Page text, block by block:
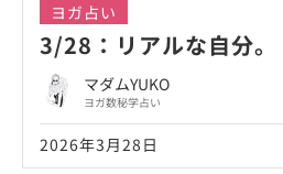
ヨガ占い
3/28：リアルな自分。
マダムYUKO
ヨガ数秘学占い
2026年3月28日